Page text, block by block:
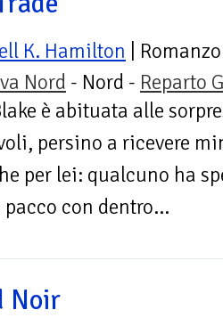
K. Hamilton | Romanzo
Nord - Nord - Reparto
è abituata alle
persino a ricevere
per lei: qualcuno ha
con dentro...
Noir